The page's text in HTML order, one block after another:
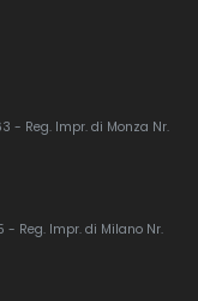
- Reg. Impr. di Monza Nr.
- Reg. Impr. di Milano Nr.